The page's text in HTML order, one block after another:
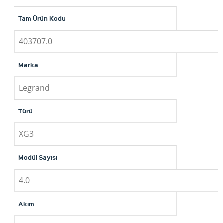
Tam Ürün Kodu
403707.0
Marka
Legrand
Türü
XG3
Modül Sayısı
4.0
Akım